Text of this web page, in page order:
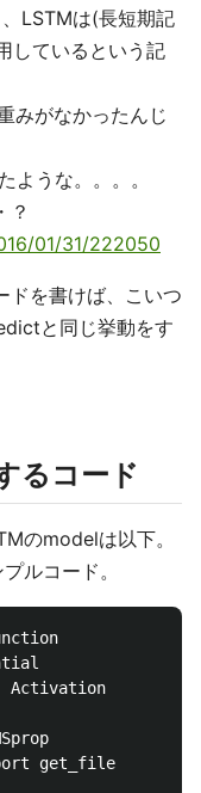
LSTMは(長短期記
しているという記
みがなかったんじ
ような。。。。
？
01/31/222050
ドを書けば、こいつ
と同じ挙動をす
るコード
のmodelは以下。
ルコード。
Activation
get_file